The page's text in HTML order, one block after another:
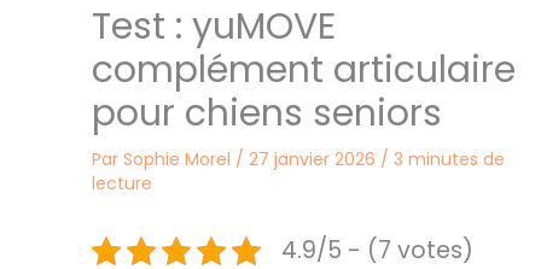
Test : yuMOVE
complément articulaire
pour chiens seniors
Par Sophie Morel / 27 janvier 2026 / 3 minutes de
lecture
4.9/5 - (7 votes)